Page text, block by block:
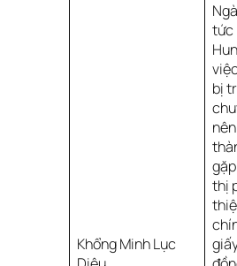
Khổng Minh Lục
tức
bị
thị